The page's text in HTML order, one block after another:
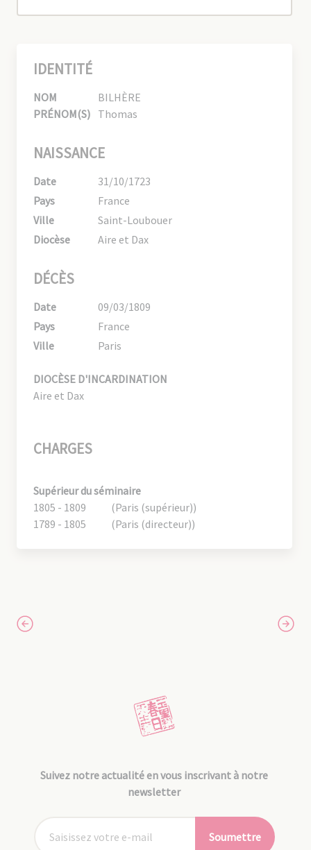
IDENTITÉ
NOM
BILHÈRE
PRÉNOM(S) Thomas
NAISSANCE
Date
31/10/1723
Pays
France
Ville
Saint-Loubouer
Diocèse
Aire et Dax
DÉCÈS
Date
09/03/1809
Pays
France
Ville
Paris
DIOCÈSE D'INCARDINATION
Aire et Dax
CHARGES
Supérieur du séminaire
1805 - 1809
(Paris (supérieur))
1789 - 1805
(Paris (directeur))
Suivez notre actualité en vous inscrivant à notre
newsletter
Soumettre